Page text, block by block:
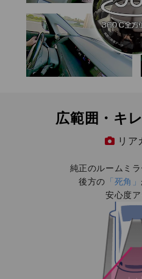
広範囲・キ
リア
純正のルームミ
後方の 「死角」
安心度ア